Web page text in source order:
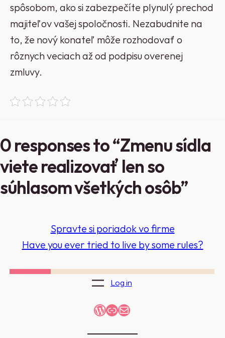
spôsobom, ako si zabezpečíte plynulý prechod
majiteľov vašej spoločnosti. Nezabudnite na
to, že nový konateľ môže rozhodovať o
rôznych veciach až od podpisu overenej
zmluvy.
0 responses to “Zmenu sídla
viete realizovať len so
súhlasom všetkých osôb”
Spravte si poriadok vo firme
Have you ever tried to live by some rules?
Log in
WordPress
Link
Mail